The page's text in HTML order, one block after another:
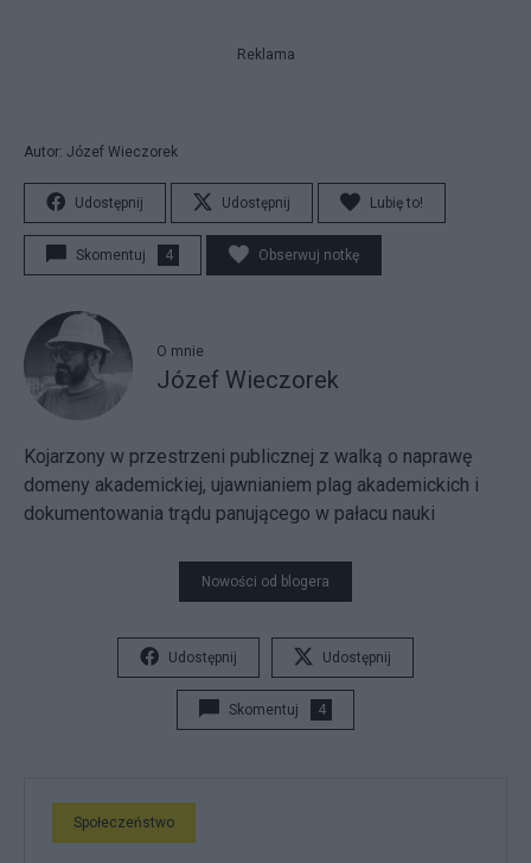
Reklama
Autor: Józef Wieczorek
Udostępnij Udostępnij Lubię to!
Skomentuj 4 Obserwuj notkę
O mnie
Józef Wieczorek
Kojarzony w przestrzeni publicznej z walką o naprawę
domeny akademickiej, ujawnianiem plag akademickich i
dokumentowania trądu panującego w pałacu nauki
Nowości od blogera
Udostępnij Udostępnij
Skomentuj 4
Społeczeństwo